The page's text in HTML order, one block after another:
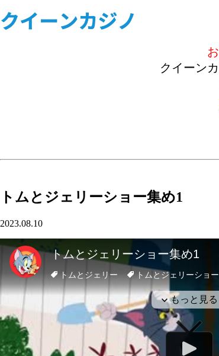
クイーン
トムとジェリーショー集め1
2023.08.10